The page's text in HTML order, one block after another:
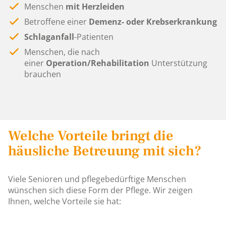
Menschen mit Herzleiden
Betroffene einer Demenz- oder Krebserkrankung
Schlaganfall-Patienten
Menschen, die nach
einer Operation/Rehabilitation Unterstützung
brauchen
Welche Vorteile bringt die
häusliche Betreuung mit sich?
Viele Senioren und pflegebedürftige Menschen
wünschen sich diese Form der Pflege. Wir zeigen
Ihnen, welche Vorteile sie hat: